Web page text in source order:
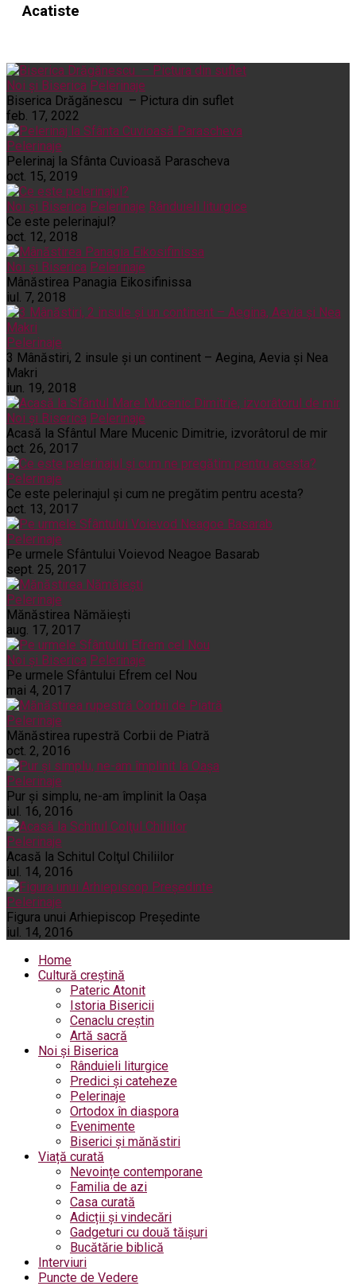
Acatiste
Noi și Biserica Pelerinaje
Biserica Drăgănescu – Pictura din suflet
feb. 17, 2022
Pelerinaje
Pelerinaj la Sfânta Cuvioasă Parascheva
oct. 15, 2019
Noi și Biserica Pelerinaje Rânduieli liturgice
Ce este pelerinajul?
oct. 12, 2018
Noi și Biserica Pelerinaje
Mânăstirea Panagia Eikosifinissa
iul. 7, 2018
Pelerinaje
3 Mânăstiri, 2 insule și un continent – Aegina, Aevia și Nea
Makri
iun. 19, 2018
Noi și Biserica Pelerinaje
Acasă la Sfântul Mare Mucenic Dimitrie, izvorâtorul de mir
oct. 26, 2017
Pelerinaje
Ce este pelerinajul şi cum ne pregătim pentru acesta?
oct. 13, 2017
Pelerinaje
Pe urmele Sfântului Voievod Neagoe Basarab
sept. 25, 2017
Pelerinaje
Mănăstirea Nămăiești
aug. 17, 2017
Noi și Biserica Pelerinaje
Pe urmele Sfântului Efrem cel Nou
mai 4, 2017
Pelerinaje
Mănăstirea rupestră Corbii de Piatră
oct. 2, 2016
Pelerinaje
Pur şi simplu, ne-am împlinit la Oaşa
iul. 16, 2016
Pelerinaje
Acasă la Schitul Colţul Chiliilor
iul. 14, 2016
Pelerinaje
Figura unui Arhiepiscop Preşedinte
iul. 14, 2016
Home
Cultură creștină
Pateric Atonit
Istoria Bisericii
Cenaclu creștin
Artă sacră
Noi și Biserica
Rânduieli liturgice
Predici și cateheze
Pelerinaje
Ortodox în diaspora
Evenimente
Biserici și mănăstiri
Viață curată
Nevoințe contemporane
Familia de azi
Casa curată
Adicții și vindecări
Gadgeturi cu două tăișuri
Bucătărie biblică
Interviuri
Puncte de Vedere